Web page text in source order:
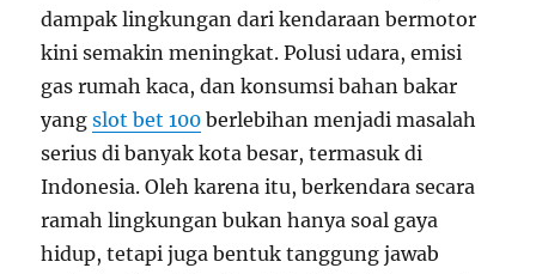
dampak lingkungan dari kendaraan bermotor
kini semakin meningkat. Polusi udara, emisi
gas rumah kaca, dan konsumsi bahan bakar
yangslot bet 100 berlebihan menjadi masalah
serius di banyak kota besar, termasuk di
Indonesia. Oleh karena itu, berkendara secara
ramah lingkungan bukan hanya soal gaya
hidup, tetapi juga bentuk tanggung jawab